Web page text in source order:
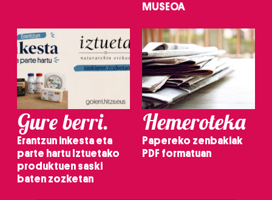
MUSEOA
Gure berri.
Erantzun inkesta eta
parte hartu Iztuetako
produktuen saski
baten zozketan
Hemeroteka
Papereko zenbakiak
PDF formatuan